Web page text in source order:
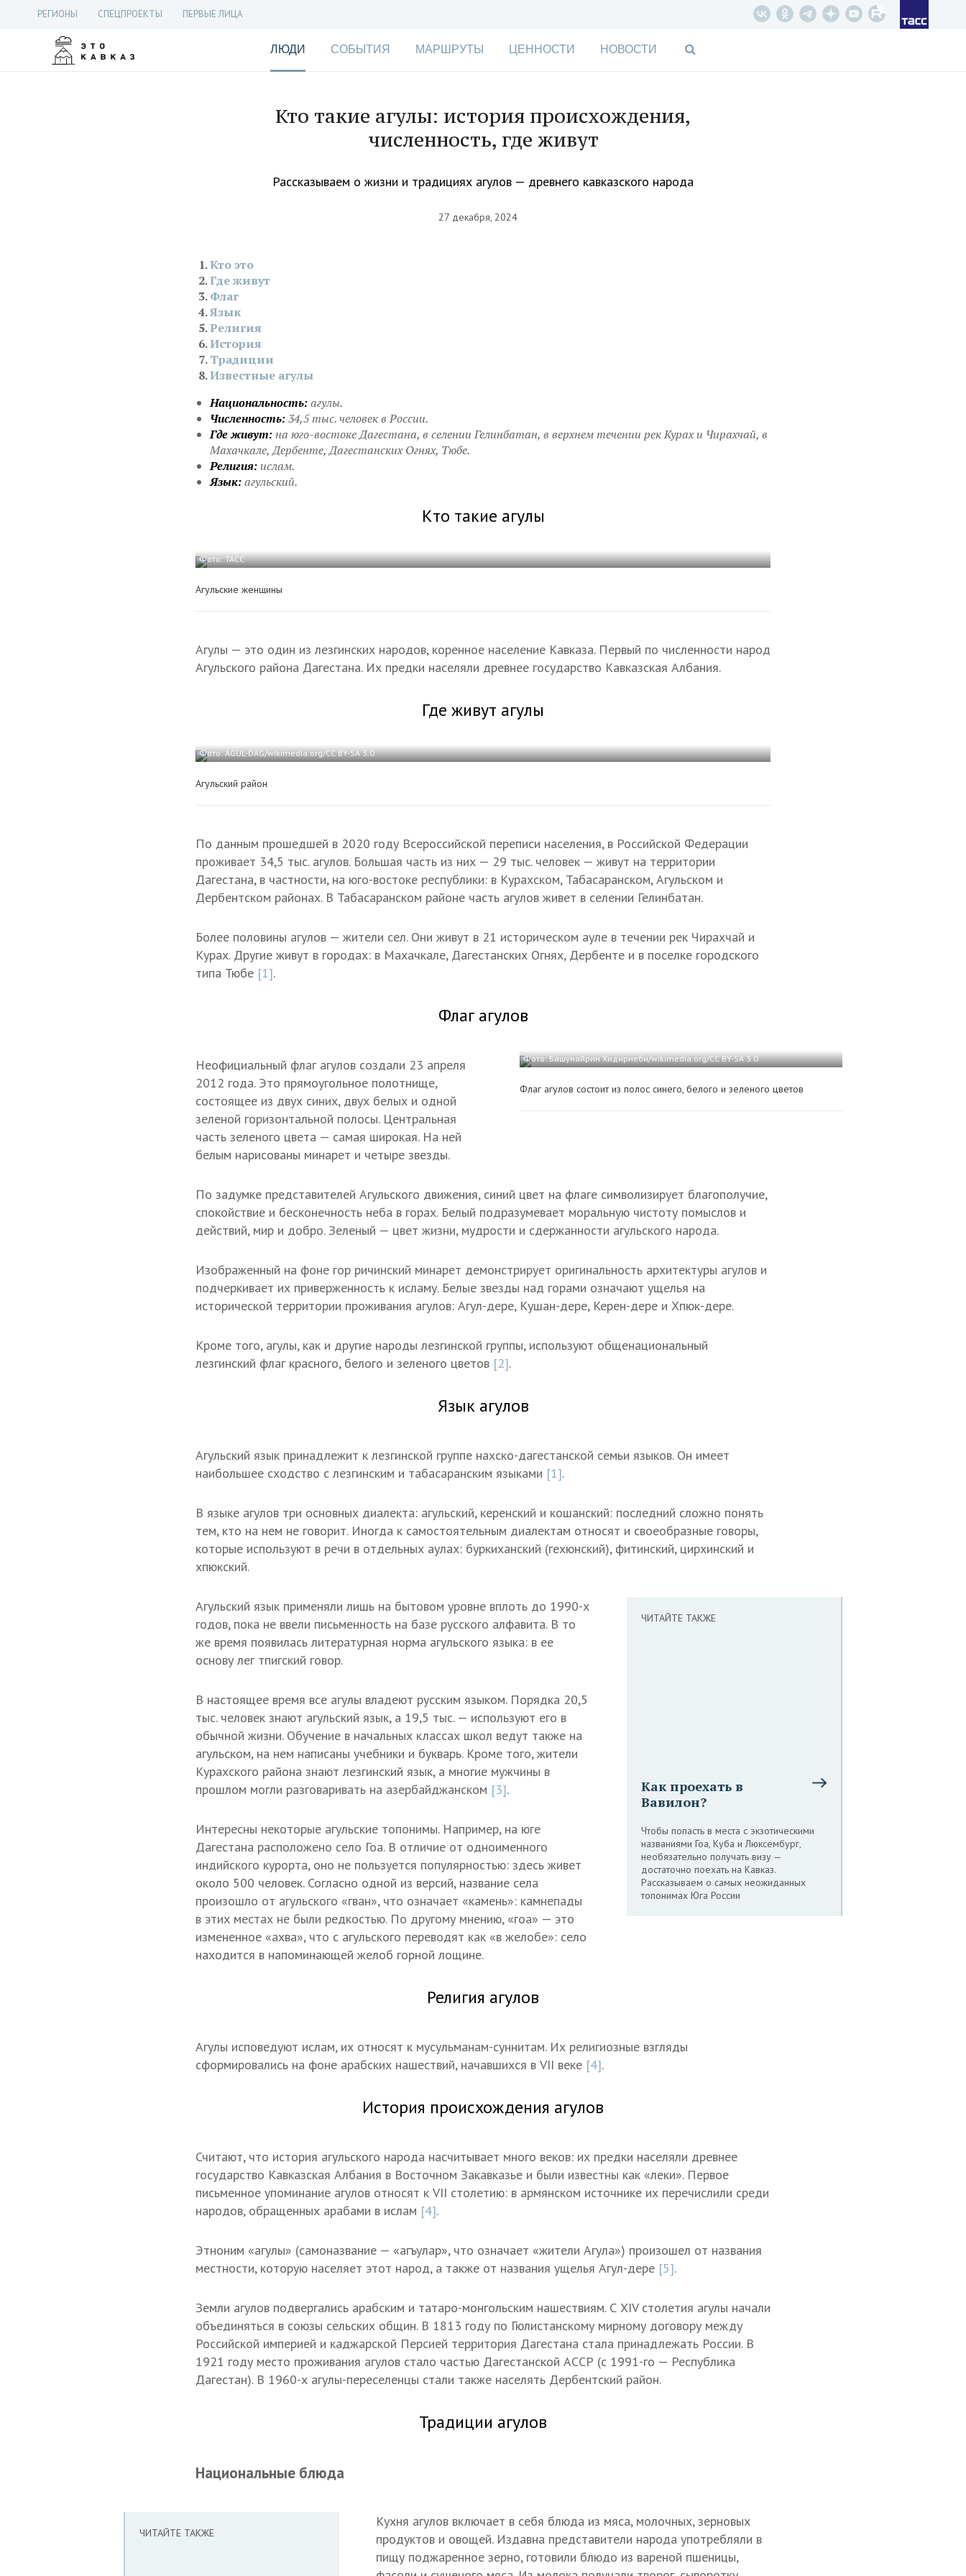
РЕГИОНЫ СПЕЦПРОЕКТЫ ПЕРВЫЕ ЛИЦА
ЛЮДИ СОБЫТИЯ МАРШРУТЫ ЦЕННОСТИ НОВОСТИ
Кто такие агулы: история происхождения,
численность, где живут
Рассказываем о жизни и традициях агулов — древнего кавказского народа
27 декабря, 2024
Кто это
Где живут
Флаг
Язык
Религия
История
Традиции
Известные агулы
Национальность:агулы.
Численность:34,5 тыс. человек в России.
Где живут:на юго-востоке Дагестана, в селении Гелинбатан, в верхнем течении рек Курах и Чирахчай, в
Махачкале, Дербенте, Дагестанских Огнях, Тюбе.
Религия: ислам.
Язык:агульский.
Кто такие агулы
Фото: ТАСС
Агульские женщины
Агулы — это один из лезгинских народов, коренное население Кавказа. Первый по численности народ
Агульского района Дагестана. Их предки населяли древнее государство Кавказская Албания.
Где живут агулы
Фото: AGUL-DAG/wikimedia.org/CC BY-SA 3.0
Агульский район
По данным прошедшей в 2020 году Всероссийской переписи населения, в Российской Федерации
проживает 34,5 тыс. агулов. Большая часть из них — 29 тыс. человек — живут на территории
Дагестана, в частности, на юго-востоке республики: в Курахском, Табасаранском, Агульском и
Дербентском районах. В Табасаранском районе часть агулов живет в селении Гелинбатан.
Более половины агулов — жители сел. Они живут в 21 историческом ауле в течении рек Чирахчай и
Курах. Другие живут в городах: в Махачкале, Дагестанских Огнях, Дербенте и в поселке городского
типа Тюбе [1].
Флаг агулов
Фото: Башунайрин Хидирнеби/wikimedia.org/CC BY-SA 3.0
Флаг агулов состоит из полос синего, белого и зеленого цветов
Неофициальный флаг агулов создали 23 апреля
2012 года. Это прямоугольное полотнище,
состоящее из двух синих, двух белых и одной
зеленой горизонтальной полосы. Центральная
часть зеленого цвета — самая широкая. На ней
белым нарисованы минарет и четыре звезды.
По задумке представителей Агульского движения, синий цвет на флаге символизирует благополучие,
спокойствие и бесконечность неба в горах. Белый подразумевает моральную чистоту помыслов и
действий, мир и добро. Зеленый — цвет жизни, мудрости и сдержанности агульского народа.
Изображенный на фоне гор ричинский минарет демонстрирует оригинальность архитектуры агулов и
подчеркивает их приверженность к исламу. Белые звезды над горами означают ущелья на
исторической территории проживания агулов: Агул-дере, Кушан-дере, Керен-дере и Хпюк-дере.
Кроме того, агулы, как и другие народы лезгинской группы, используют общенациональный
лезгинский флаг красного, белого и зеленого цветов [2].
Язык агулов
Агульский язык принадлежит к лезгинской группе нахско-дагестанской семьи языков. Он имеет
наибольшее сходство с лезгинским и табасаранским языками [1].
В языке агулов три основных диалекта: агульский, керенский и кошанский: последний сложно понять
тем, кто на нем не говорит. Иногда к самостоятельным диалектам относят и своеобразные говоры,
которые используют в речи в отдельных аулах: буркиханский (гехюнский), фитинский, цирхинский и
хпюкский.
ЧИТАЙТЕ ТАКЖЕ
Как проехать в
Вавилон?
Чтобы попасть в места с экзотическими
названиями Гоа, Куба и Люксембург,
необязательно получать визу —
достаточно поехать на Кавказ.
Рассказываем о самых неожиданных
топонимах Юга России
Агульский язык применяли лишь на бытовом уровне вплоть до 1990-х
годов, пока не ввели письменность на базе русского алфавита. В то
же время появилась литературная норма агульского языка: в ее
основу лег тпигский говор.
В настоящее время все агулы владеют русским языком. Порядка 20,5
тыс. человек знают агульский язык, а 19,5 тыс. — используют его в
обычной жизни. Обучение в начальных классах школ ведут также на
агульском, на нем написаны учебники и букварь. Кроме того, жители
Курахского района знают лезгинский язык, а многие мужчины в
прошлом могли разговаривать на азербайджанском [3].
Интересны некоторые агульские топонимы. Например, на юге
Дагестана расположено село Гоа. В отличие от одноименного
индийского курорта, оно не пользуется популярностью: здесь живет
около 500 человек. Согласно одной из версий, название села
произошло от агульского «гван», что означает «камень»: камнепады
в этих местах не были редкостью. По другому мнению, «гоа» — это
измененное «ахва», что с агульского переводят как «в желобе»: село
находится в напоминающей желоб горной лощине.
Религия агулов
Агулы исповедуют ислам, их относят к мусульманам-суннитам. Их религиозные взгляды
сформировались на фоне арабских нашествий, начавшихся в VII веке [4].
История происхождения агулов
Считают, что история агульского народа насчитывает много веков: их предки населяли древнее
государство Кавказская Албания в Восточном Закавказье и были известны как «леки». Первое
письменное упоминание агулов относят к VII столетию: в армянском источнике их перечислили среди
народов, обращенных арабами в ислам [4].
Этноним «агулы» (самоназвание — «агъулар», что означает «жители Агула») произошел от названия
местности, которую населяет этот народ, а также от названия ущелья Агул-дере [5].
Земли агулов подвергались арабским и татаро-монгольским нашествиям. С XIV столетия агулы начали
объединяться в союзы сельских общин. В 1813 году по Гюлистанскому мирному договору между
Российской империей и каджарской Персией территория Дагестана стала принадлежать России. В
1921 году место проживания агулов стало частью Дагестанской АССР (с 1991-го — Республика
Дагестан). В 1960-х агулы-переселенцы стали также населять Дербентский район.
Традиции агулов
Национальные блюда
ЧИТАЙТЕ ТАКЖЕ
Кухня агулов включает в себя блюда из мяса, молочных, зерновых
продуктов и овощей. Издавна представители народа употребляли в
пищу поджаренное зерно, готовили блюдо из вареной пшеницы,